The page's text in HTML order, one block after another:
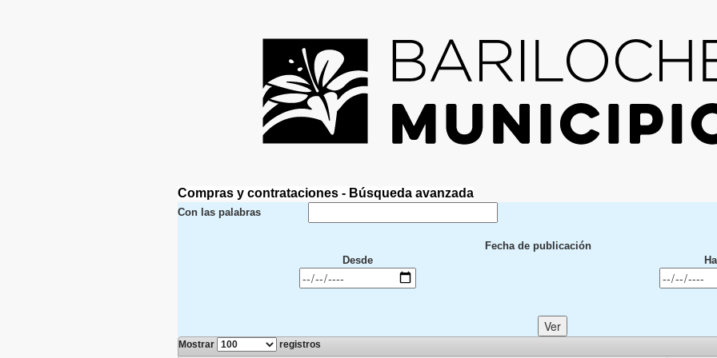
Compras y contrataciones - Búsqueda avanzada
Con las palabras
Fecha de publicación
Desde
Mostrar registros